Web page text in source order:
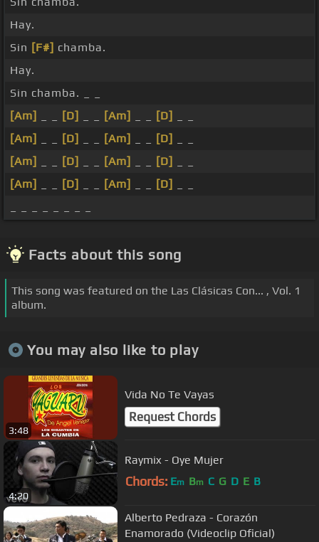
Hay.
Sin [F#] chamba.
Hay.
Sin chamba. _ _
[Am]
[D] [Am] [D]
[Am]
[D] [Am] [D]
[Am]
[D] [Am] [D]
[Am]
[D] [Am] [D]
Facts about this song
This song was featured on the Las Clásicas Con... , Vol. 1
album.
You may also like to play
3:48
Vida No Te Vayas
Request Chords
4:20
Raymix - Oye Mujer
Chords: Em Bm C G D E B
Alberto Pedraza - Corazón
Enamorado (Videoclip Oficial)